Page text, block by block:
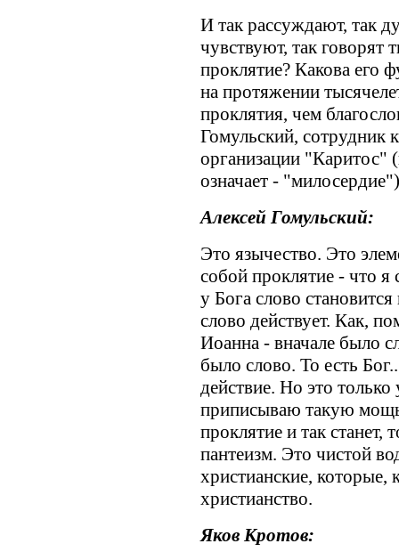
И так рассуждают, так
чувствуют, так говорят
проклятие? Какова его
на протяжении
проклятия, чем
Гомульский, сотрудник
организации "Каритос"
означает -
Алексей Гомульский:
Это язычество. Это
собой проклятие - что я
у Бога слово
слово действует. Как,
Иоанна - вначале было
было слово. То есть
действие. Но это
приписываю такую
проклятие и так станет,
пантеизм. Это чистой
христианские, которые,
христианство.
Яков Кротов: